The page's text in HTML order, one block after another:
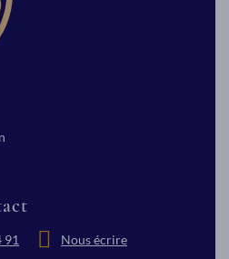
91 Nous écrire